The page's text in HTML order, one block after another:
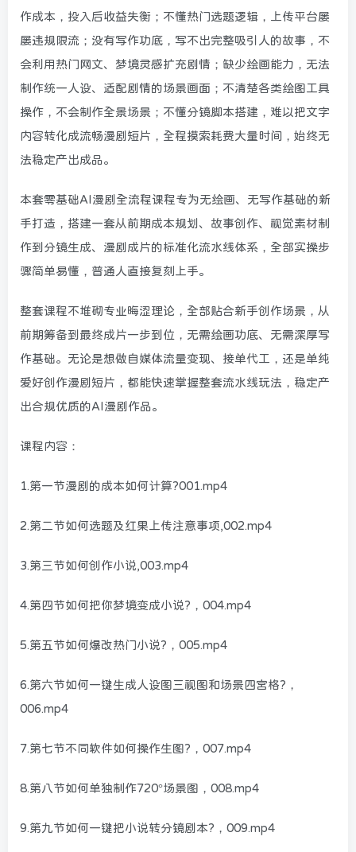
作成本，投入后收益失衡；不懂热门选题逻辑，上传平台屡
屡违规限流；没有写作功底，写不出完整吸引人的故事，不
会利用热门网文、梦境灵感扩充剧情；缺少绘画能力，无法
制作统一人设、适配剧情的场景画面；不清楚各类绘图工具
操作，不会制作全景场景；不懂分镜脚本搭建，难以把文字
内容转化成流畅漫剧短片，全程摸索耗费大量时间，始终无
法稳定产出成品。
本套零基础AI漫剧全流程课程专为无绘画、无写作基础的新
手打造，搭建一套从前期成本规划、故事创作、视觉素材制
作到分镜生成、漫剧成片的标准化流水线体系，全部实操步
骤简单易懂，普通人直接复刻上手。
整套课程不堆砌专业晦涩理论，全部贴合新手创作场景，从
前期筹备到最终成片一步到位，无需绘画功底、无需深厚写
作基础。无论是想做自媒体流量变现、接单代工，还是单纯
爱好创作漫剧短片，都能快速掌握整套流水线玩法，稳定产
出合规优质的AI漫剧作品。
课程内容：
1.第一节漫剧的成本如何计算?001.mp4
2.第二节如何选题及红果上传注意事项,002.mp4
3.第三节如何创作小说,003.mp4
4.第四节如何把你梦境变成小说?，004.mp4
5.第五节如何爆改热门小说?，005.mp4
6.第六节如何一键生成人设图三视图和场景四宫格?，
006.mp4
7.第七节不同软件如何操作生图?，007.mp4
8.第八节如何单独制作720°场景图，008.mp4
9.第九节如何一键把小说转分镜剧本?，009.mp4